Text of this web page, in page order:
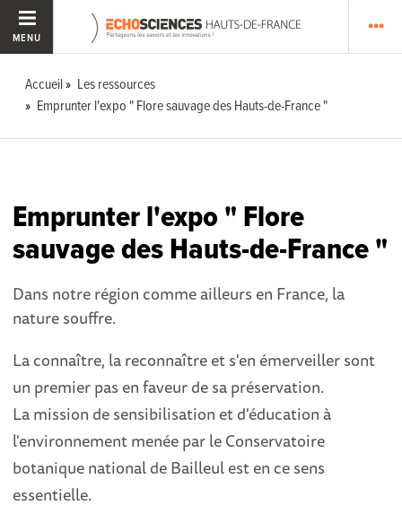
MENU
Accueil
Les ressources
Emprunter l'expo " Flore sauvage des Hauts-de-France "
Emprunter l'expo " Flore
sauvage des Hauts-de-France "
Dans notre région comme ailleurs en France, la
nature souffre.
La connaître, la reconnaître et s'en émerveiller sont
un premier pas en faveur de sa préservation.
La mission de sensibilisation et d'éducation à
l'environnement menée par le Conservatoire
botanique national de Bailleul est en ce sens
essentielle.